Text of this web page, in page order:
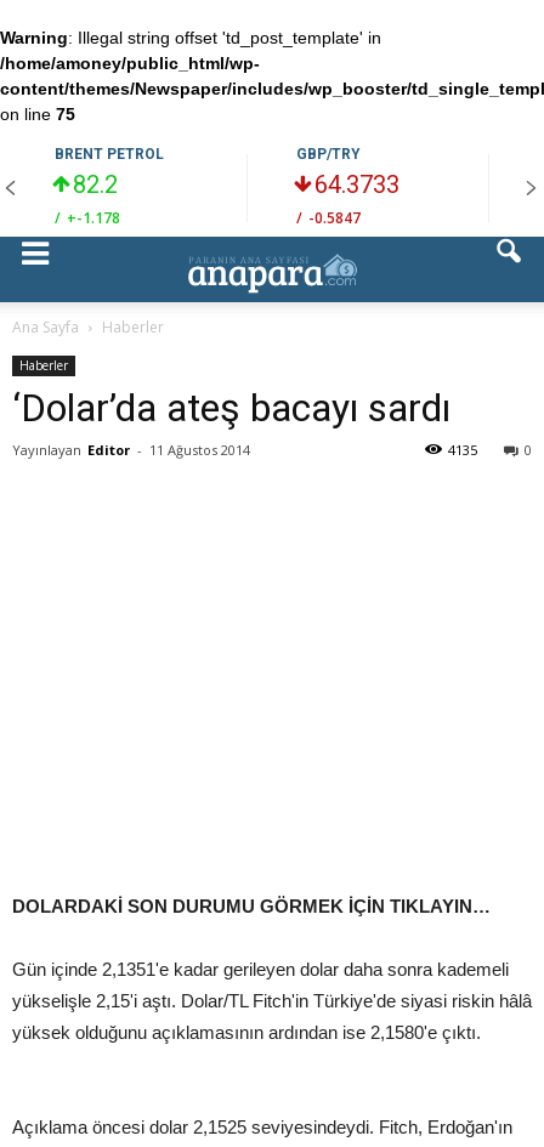
Warning: Illegal string offset 'td_post_template' in
/home/amoney/public_html/wp-
content/themes/Newspaper/includes/wp_booster/
on line 75
BRENT PETROL
82.2
/ +-1.178
GBP/TRY
64.3733
/ -0.5847
Ana Sayfa Haberler
Haberler
‘Dolar’da ateş bacayı sardı
Yayınlayan Editor - 11 Ağustos 2014 0
4135
DOLARDAKİ SON DURUMU GÖRMEK İÇİN TIKLAYIN…
Gün içinde 2,1351'e kadar gerileyen dolar daha sonra kademeli
yükselişle 2,15'i aştı. Dolar/TL Fitch'in Türkiye'de siyasi riskin hâlâ
yüksek olduğunu açıklamasının ardından ise 2,1580'e çıktı.
Açıklama öncesi dolar 2,1525 seviyesindeydi. Fitch, Erdoğan'ın